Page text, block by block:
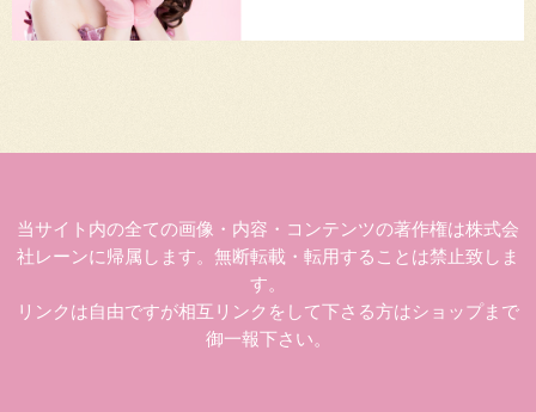
当サイト内の全ての画像・内容・コンテンツの著作権は株式会
社レーンに帰属します。無断転載・転用することは禁止致しま
す。
リンクは自由ですが相互リンクをして下さる方はショップまで
御一報下さい。